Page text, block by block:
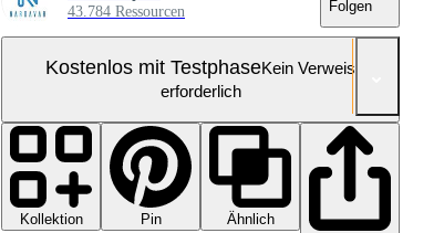
43.784 Ressourcen Folgen
Kostenlos mit TestphaseKein Verweis
erforderlich
Kollektion Pin
Ähnlich